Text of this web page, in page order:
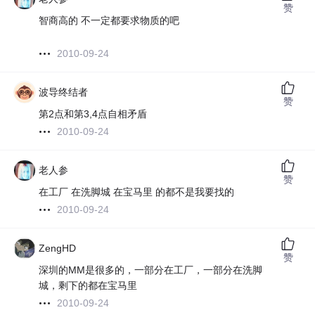
智商高的 不一定都要求物质的吧
2010-09-24
赞
波导终结者
第2点和第3,4点自相矛盾
2010-09-24
赞
老人参
在工厂 在洗脚城 在宝马里 的都不是我要找的
2010-09-24
赞
ZengHD
深圳的MM是很多的，一部分在工厂，一部分在洗脚
城，剩下的都在宝马里
2010-09-24
赞